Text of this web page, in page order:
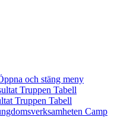
Truppen Tabell
Truppen Tabell
Camp